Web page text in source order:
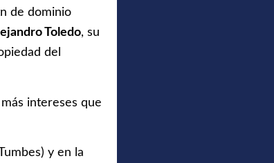
de dominio
Toledo, su
del
intereses que
y en la